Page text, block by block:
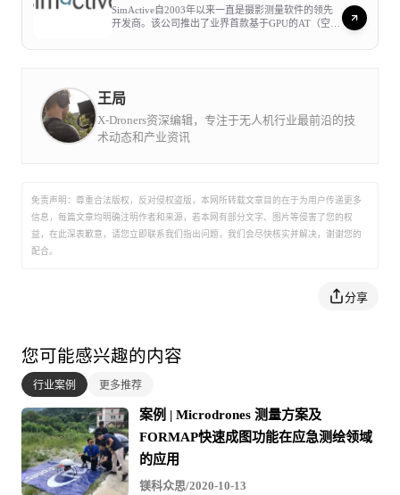
SimActive自2003年以来一直是摄影测量软件的领先
开发商。该公司推出了业界首款基于GPU的AT（空中
现多倍的处理速度提升。 通过不断创新和产品更新，
王局
X-Droners资深编辑，专注于无人机行业最前沿的技
术动态和产业资讯
免责声明：尊重合法版权，反对侵权盗版，本网所转载文章目的在于为用户传递更多
信息，每篇文章均明确注明作者和来源，若本网有部分文字、图片等侵害了您的权
益，在此深表歉意，请您立即联系我们指出问题，我们会尽快核实并解决，谢谢您的
配合。
分享
您可能感兴趣的内容
行业案例 更多推荐
案例 | Microdrones 测量方案及
FORMAP快速成图功能在应急测绘领域
的应用
镁科众思/2020-10-13